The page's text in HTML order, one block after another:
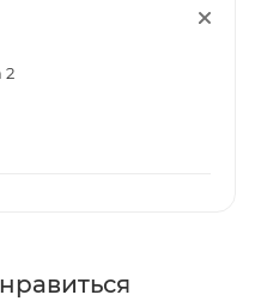
2